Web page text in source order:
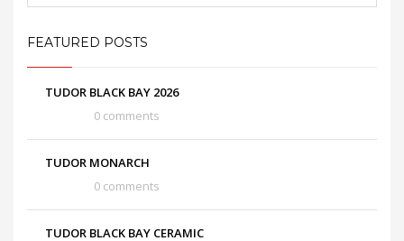
FEATURED POSTS
TUDOR BLACK BAY 2026
0 comments
TUDOR MONARCH
0 comments
TUDOR BLACK BAY CERAMIC